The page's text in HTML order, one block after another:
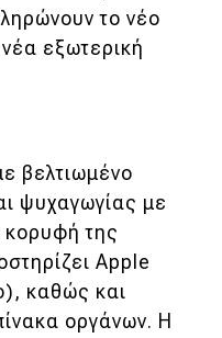
το νέο
εξωτερική
βελτιωμένο
ψυχαγωγίας με
της
Apple
καθώς και
οργάνων. Η